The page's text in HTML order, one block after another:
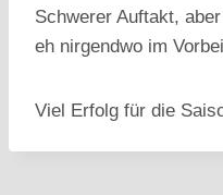
Schwerer Auftakt,
eh nirgendwo im
Viel Erfolg für die